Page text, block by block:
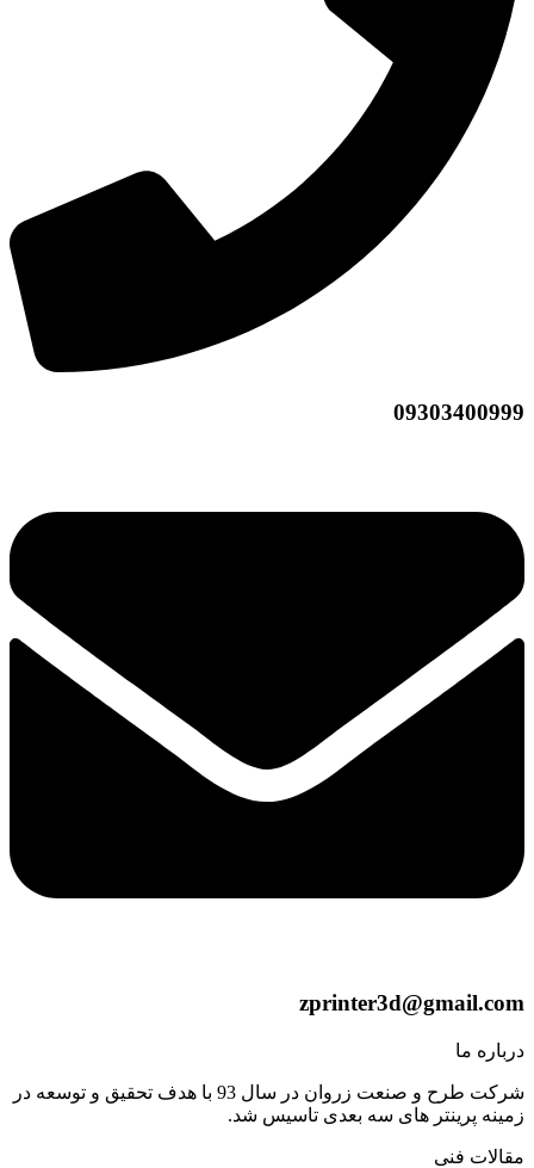
09303400999
zprinter3d@gmail.com
درباره ما
شرکت طرح و صنعت زروان در سال 93 با هدف تحقیق و توسعه در
زمینه پرینتر های سه بعدی تاسیس شد.
مقالات فنی